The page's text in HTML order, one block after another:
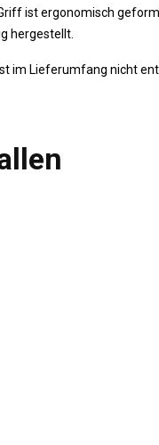
ist ergonomisch
hergestellt.
im Lieferumfang nicht